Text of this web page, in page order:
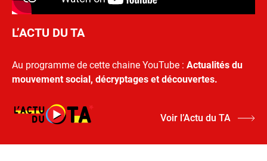
L’ACTU DU TA
Au programme de cette chaine YouTube : Actualités du
mouvement social, décryptages et découvertes.
Voir l’Actu du TA